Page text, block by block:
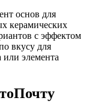
основ для
керамических
с эффектом
вкусу для
или элемента